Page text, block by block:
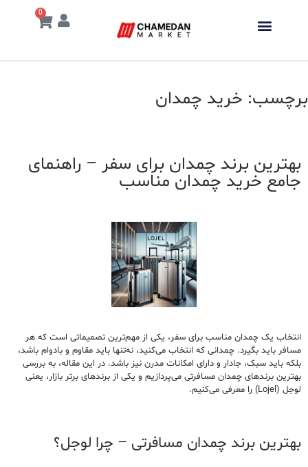
0
برچسب: خرید چمدان
بهترین برند چمدان برای سفر – راهنمای
جامع خرید چمدان مناسب
انتخاب یک چمدان مناسب برای سفر، یکی از مهم‌ترین تصمیماتی است که هر
مسافر باید بگیرد. چمدانی که انتخاب می‌کنید، نه‌تنها باید مقاوم و بادوام باشد،
بلکه باید سبک، جادار و دارای امکانات مدرن نیز باشد. در این مقاله، به بررسی
بهترین برندهای چمدان مسافرتی می‌پردازیم و یکی از برندهای برتر بازار، یعنی
لوجل (Lojel) را معرفی می‌کنیم.
بهترین برند چمدان مسافرتی – چرا لوجل؟